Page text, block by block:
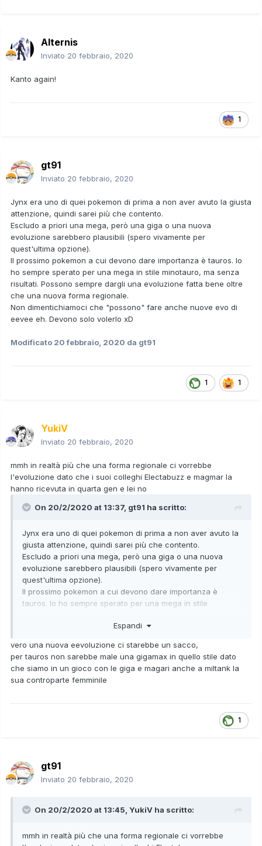
Alternis
Inviato 20 febbraio, 2020
Kanto again!
1
gt91
Inviato 20 febbraio, 2020
Jynx era uno di quei pokemon di prima a non aver avuto la giusta
attenzione, quindi sarei più che contento.
Escludo a priori una mega, però una giga o una nuova
evoluzione sarebbero plausibili (spero vivamente per
quest'ultima opzione).
Il prossimo pokemon a cui devono dare importanza è tauros. Io
ho sempre sperato per una mega in stile minotauro, ma senza
risultati. Possono sempre dargli una evoluzione fatta bene oltre
che una nuova forma regionale.
Non dimentichiamoci che "possono" fare anche nuove evo di
eevee eh. Devono solo volerlo xD
Modificato 20 febbraio, 2020 da gt91
1 1
YukiV
Inviato 20 febbraio, 2020
mmh in realtà più che una forma regionale ci vorrebbe
l'evoluzione dato che i suoi colleghi Electabuzz e magmar la
hanno ricevuta in quarta gen e lei no
On 20/2/2020 at 13:37, gt91 ha scritto:
Jynx era uno di quei pokemon di prima a non aver avuto la
giusta attenzione, quindi sarei più che contento.
Escludo a priori una mega, però una giga o una nuova
evoluzione sarebbero plausibili (spero vivamente per
quest'ultima opzione).
Il prossimo pokemon a cui devono dare importanza è
tauros. Io ho sempre sperato per una mega in stile
evoluzione fatta bene oltre che una nuova forma regionale.
di eevee eh. Devono solo volerlo xD
Espandi
vero una nuova eevoluzione ci starebbe un sacco,
per tauros non sarebbe male una gigamax in quello stile dato
che siamo in un gioco con le giga e magari anche a miltank la
sua controparte femminile
1
gt91
Inviato 20 febbraio, 2020
On 20/2/2020 at 13:45, YukiV ha scritto:
mmh in realtà più che una forma regionale ci vorrebbe